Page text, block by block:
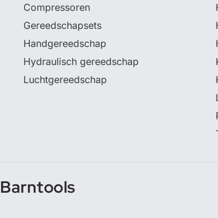
Compressoren
Gereedschapsets
Handgereedschap
Hydraulisch gereedschap
Luchtgereedschap
Barntools